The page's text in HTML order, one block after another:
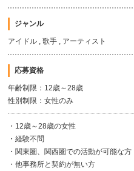
ジャンル
アイドル , 歌手 , アーティスト
応募資格
年齢制限：12歳～28歳
性別制限：女性のみ
・12歳～28歳の女性
・経験不問
・関東圏、関西圏での活動が可能な方
・他事務所と契約が無い方